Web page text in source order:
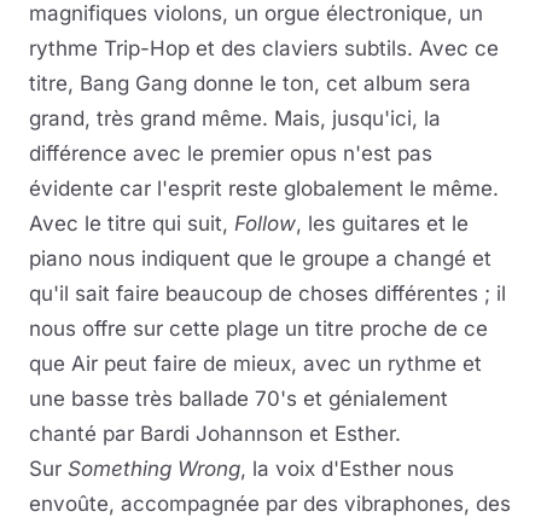
magnifiques violons, un orgue électronique, un
rythme Trip-Hop et des claviers subtils. Avec ce
titre, Bang Gang donne le ton, cet album sera
grand, très grand même. Mais, jusqu'ici, la
différence avec le premier opus n'est pas
évidente car l'esprit reste globalement le même.
Avec le titre qui suit, Follow, les guitares et le
piano nous indiquent que le groupe a changé et
qu'il sait faire beaucoup de choses différentes ; il
nous offre sur cette plage un titre proche de ce
que Air peut faire de mieux, avec un rythme et
une basse très ballade 70's et génialement
chanté par Bardi Johannson et Esther.
Sur Something Wrong, la voix d'Esther nous
envoûte, accompagnée par des vibraphones, des